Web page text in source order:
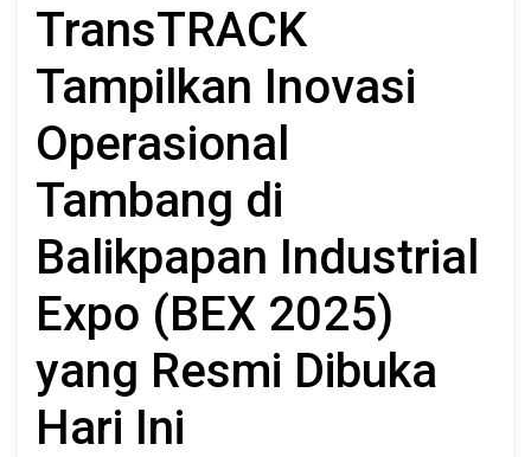
TransTRACK
Tampilkan Inovasi
Operasional
Tambang di
Balikpapan Industrial
Expo (BEX 2025)
yang Resmi Dibuka
Hari Ini